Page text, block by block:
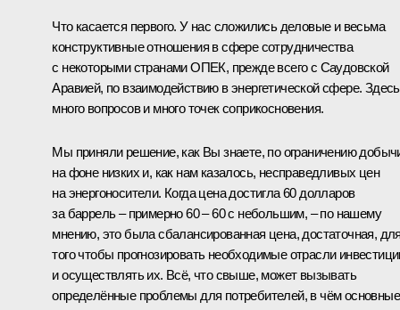
Что касается первого. У нас сложились деловые и весьма
конструктивные отношения в сфере сотрудничества
с некоторыми странами ОПЕК, прежде всего с Саудовской
Аравией, по взаимодействию в энергетической сфере. Здесь
много вопросов и много точек соприкосновения.
Мы приняли решение, как Вы знаете, по ограничению
на фоне низких и, как нам казалось, несправедливых цен
на энергоносители. Когда цена достигла 60 долларов
за баррель – примерно 60 – 60 с небольшим, – по нашему
мнению, это была сбалансированная цена, достаточная,
того чтобы прогнозировать необходимые отрасли
и осуществлять их. Всё, что свыше, может вызывать
определённые проблемы для потребителей, в чём основные